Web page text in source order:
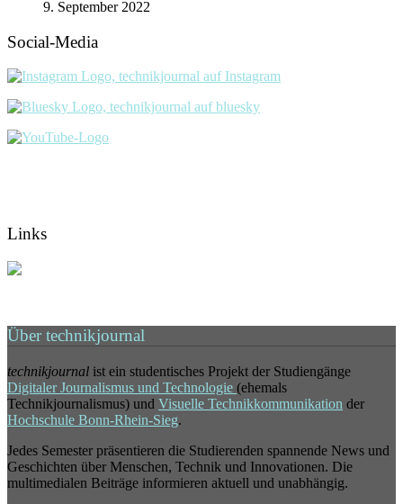
9. September 2022
Social-Media
Links
Über technikjournal
technikjournal ist ein studentisches Projekt der Studiengänge
Digitaler Journalismus und Technologie (ehemals
Technikjournalismus) und Visuelle Technikkommunikation der
Hochschule Bonn-Rhein-Sieg.
Jedes Semester präsentieren die Studierenden spannende News und
Geschichten über Menschen, Technik und Innovationen. Die
multimedialen Beiträge informieren aktuell und unabhängig.